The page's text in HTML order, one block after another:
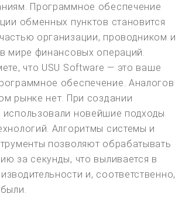
Программное обеспечение
обменных пунктов становится
организации, проводником и
мире финансовых операций.
что USU Software — это ваше
обеспечение. Аналогов
рынке нет. При создании
новейшие подходы
Алгоритмы системы и
позволяют обрабатывать
за секунды, что выливается в
и, соответственно,